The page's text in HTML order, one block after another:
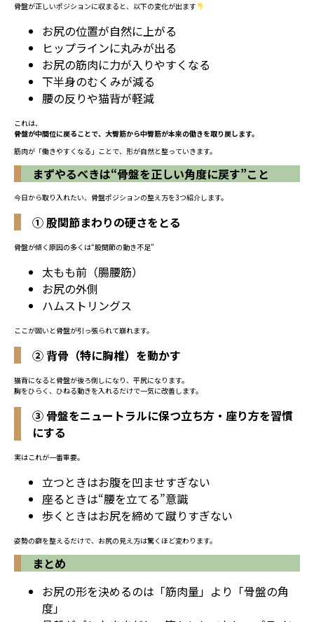
骨盤が正しいポジションに収まると、以下の変化が出ます
お尻の位置が自然に上がる
ヒップラインに丸みが出る
お尻の筋肉に力が入りやすくなる
下半身のむくみが減る
腰の反りや猫背が軽減
これは、
骨盤が中間位に戻ることで、大臀筋から中臀筋が本来の働きを取り戻します。
筋肉が「働きやすくなる」ことで、形が自然と整っていきます。
まずやるべきは“骨盤を正しい角度に戻す”こと
今日から取り入れたい、骨盤ポジションの整え方を3つ紹介します。
① 股関節まわりの硬さをとる
骨盤が傾く原因の多くは“股関節の動き不足”
太もも前（腸腰筋）
お尻の外側
ハムストリングス
ここが固いと骨盤が引っ張られて崩れます。
② 背骨（特に胸椎）を動かす
猫背になると骨盤が後ろ倒しになり、平尻になります。
胸をひらく、ひねる動きを入れるだけで一気に改善します。
③ 骨盤をニュートラルに保つ立ち方・座り方を習慣
にする
実はこれが一番重要。
立つときはお腹を凹ませすぎない
座るときは“腰を立てる”意識
歩くときはお尻を締めて蹴りすぎない
姿勢の癖を整えるだけで、お尻の見え方は驚くほど変わります。
まとめ
お尻の形を決めるのは「筋肉量」より「骨盤の角
度」